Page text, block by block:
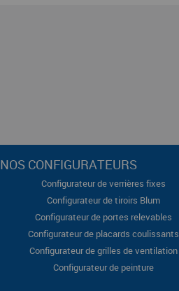
NOS CONFIGURATEURS
Configurateur de verrières fixes
Configurateur de tiroirs Blum
Configurateur de portes relevables
Configurateur de placards coulissants
Configurateur de grilles de ventilation
Configurateur de peinture